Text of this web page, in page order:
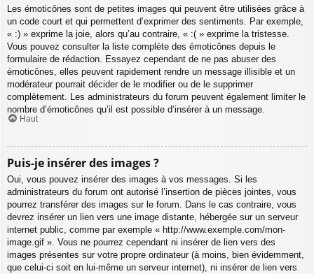
Les émoticônes sont de petites images qui peuvent être utilisées grâce à
un code court et qui permettent d’exprimer des sentiments. Par exemple,
« :) » exprime la joie, alors qu’au contraire, « :( » exprime la tristesse.
Vous pouvez consulter la liste complète des émoticônes depuis le
formulaire de rédaction. Essayez cependant de ne pas abuser des
émoticônes, elles peuvent rapidement rendre un message illisible et un
modérateur pourrait décider de le modifier ou de le supprimer
complètement. Les administrateurs du forum peuvent également limiter le
nombre d’émoticônes qu’il est possible d’insérer à un message.
Haut
Puis-je insérer des images ?
Oui, vous pouvez insérer des images à vos messages. Si les
administrateurs du forum ont autorisé l’insertion de pièces jointes, vous
pourrez transférer des images sur le forum. Dans le cas contraire, vous
devrez insérer un lien vers une image distante, hébergée sur un serveur
internet public, comme par exemple « http://www.exemple.com/mon-
image.gif ». Vous ne pourrez cependant ni insérer de lien vers des
images présentes sur votre propre ordinateur (à moins, bien évidemment,
que celui-ci soit en lui-même un serveur internet), ni insérer de lien vers